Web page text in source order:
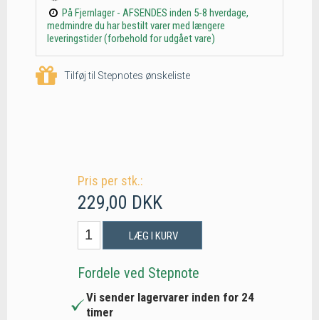
På Fjernlager - AFSENDES inden 5-8 hverdage,
medmindre du har bestilt varer med længere
leveringstider (forbehold for udgået vare)
Tilføj til Stepnotes ønskeliste
Pris per stk.:
229,00 DKK
LÆG I KURV
Fordele ved Stepnote
Vi sender lagervarer inden for 24
timer